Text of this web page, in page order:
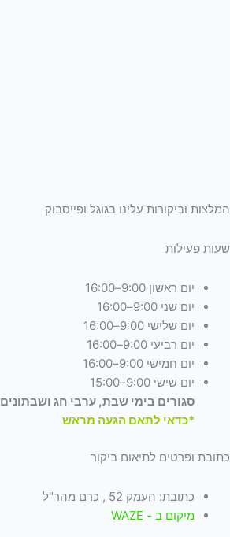
המלצות וביקורות עלינו בגוגל ופייסבוק
שעות פעילות
יום ראשון 9:00–16:00
יום שני 9:00–16:00
יום שלישי 9:00–16:00
יום רביעי 9:00–16:00
יום חמישי 9:00–16:00
יום שישי 9:00–15:00
סגורים בימי שבת, ערבי חג ושבתונים
*כדאי לתאם הגעה מראש
כתובת ופרטים לתיאום ביקור
כתובת: העמק 52 , כרם מהר"ל
מיקום ב - WAZE